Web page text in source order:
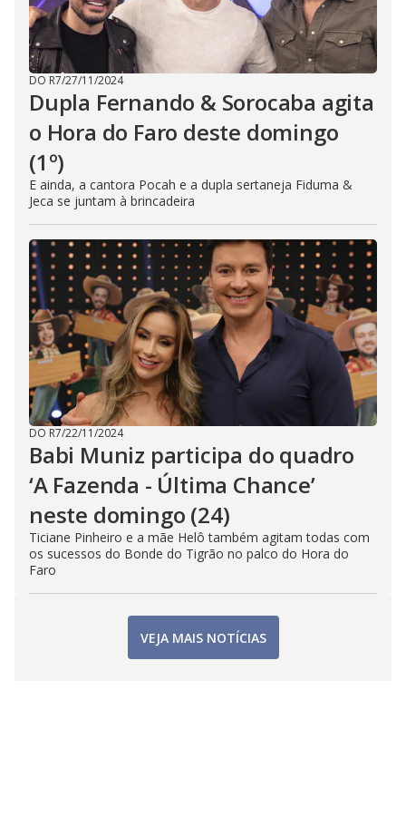
DO R7/27/11/2024
Dupla Fernando & Sorocaba agita
o Hora do Faro deste domingo
(1º)
E ainda, a cantora Pocah e a dupla sertaneja Fiduma &
Jeca se juntam à brincadeira
DO R7/22/11/2024
Babi Muniz participa do quadro
‘A Fazenda - Última Chance’
neste domingo (24)
Ticiane Pinheiro e a mãe Helô também agitam todas com
os sucessos do Bonde do Tigrão no palco do Hora do
Faro
VEJA MAIS NOTÍCIAS